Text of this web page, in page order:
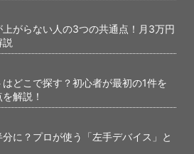
がらない人の3つの共通点！月3万円
どこで探す？初心者が最初の1件を
解説！
に？プロが使う「左手デバイス」と